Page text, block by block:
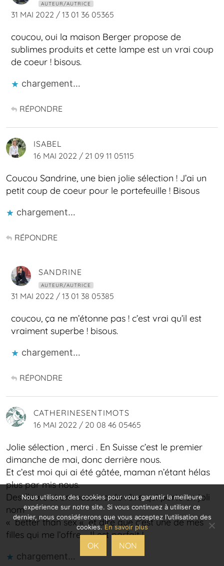
AUTEUR/AUTRICE
31 MAI 2022 / 13 01 36 05365
coucou, oui la maison Berger propose de
sublimes produits et cette lampe est un vrai coup
de coeur ! bisous.
chargement…
RÉPONDRE
ISABEL
16 MAI 2022 / 21 09 11 05115
Coucou Sandrine, une bien jolie sélection ! J’ai un
petit coup de coeur pour le portefeuille ! Bisous
chargement…
RÉPONDRE
SANDRINE
AUTEUR/AUTRICE
31 MAI 2022 / 13 01 38 05385
coucou, ça ne m’étonne pas ! c’est vrai qu’il est
vraiment superbe ! bisous.
chargement…
RÉPONDRE
CATHERINESENTIMOTS
16 MAI 2022 / 20 08 46 05465
Jolie sélection , merci . En Suisse c’est le premier
dimanche de mai, donc derrière nous.
Et c’est moi qui ai été gâtée, maman n’étant hélas
plus par mis nous.
Des fleurs et un mascara de rêve qui porte un joli
nom
« better than sex « et dire que c’est une de mes
filles qui me l’offre…. Il est parfait !
chargement…
Nous utilisons des cookies pour vous garantir la meilleure
expérience sur notre site. Si vous continuez à utiliser ce
dernier, nous considérerons que vous acceptez l'utilisation des
cookies.En savoir plus
OK NON